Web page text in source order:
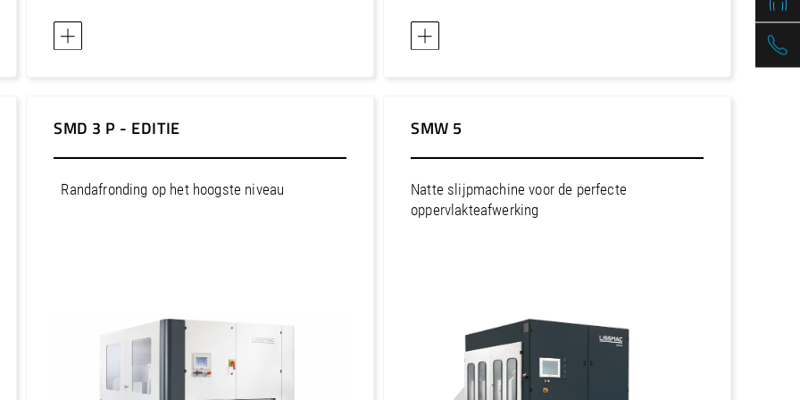
SMD 3 P - EDITIE
Randafronding op het hoogste niveau
SMW 5
Natte slijpmachine voor de perfecte
oppervlakteafwerking